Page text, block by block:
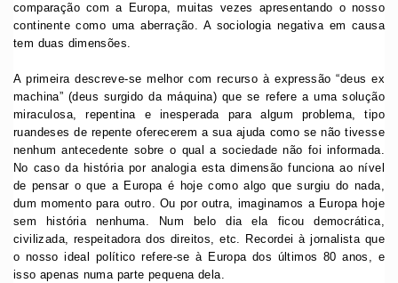
comparação com a Europa, muitas vezes apresentando o nosso
continente como uma aberração. A sociologia negativa em causa
tem duas dimensões.
A primeira descreve-se melhor com recurso à expressão “deus ex
machina” (deus surgido da máquina) que se refere a uma solução
miraculosa, repentina e inesperada para algum problema, tipo
ruandeses de repente oferecerem a sua ajuda como se não tivesse
nenhum antecedente sobre o qual a sociedade não foi informada.
No caso da história por analogia esta dimensão funciona ao nível
de pensar o que a Europa é hoje como algo que surgiu do nada,
dum momento para outro. Ou por outra, imaginamos a Europa hoje
sem história nenhuma. Num belo dia ela ficou democrática,
civilizada, respeitadora dos direitos, etc. Recordei à jornalista que
o nosso ideal político refere-se à Europa dos últimos 80 anos, e
isso apenas numa parte pequena dela.